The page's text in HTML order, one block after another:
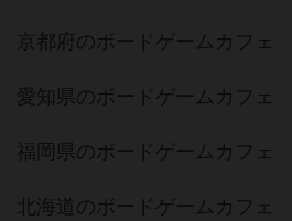
京都府のボードゲームカフェ
愛知県のボードゲームカフェ
福岡県のボードゲームカフェ
北海道のボードゲームカフェ